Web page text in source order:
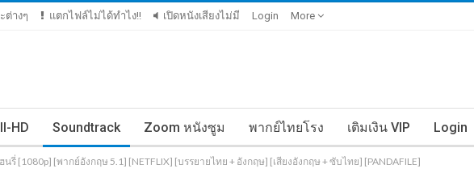
ต่างๆ แตกไฟล์ไม่ได้ทำไง!! เปิดหนังเสียงไม่มี Login More
HD Soundtrack Zoom หนังซูม พากย์ไทยโรง เติมเงิน VIP Login
นรี่ [1080p] [พากย์อังกฤษ 5.1] [NETFLIX] [บรรยายไทย + อังกฤษ] [เสียงอังกฤษ + ซับไทย] [PANDAFILE]